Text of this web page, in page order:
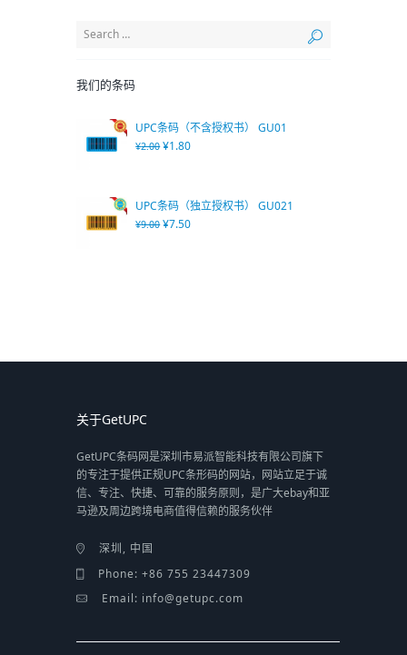
我们的条码
UPC条码（不含授权书） GU01
¥2.00 ¥1.80
UPC条码（独立授权书） GU021
¥9.00 ¥7.50
关于GetUPC
GetUPC条码网是深圳市易派智能科技有限公司旗下
的专注于提供正规UPC条形码的网站，网站立足于诚
信、专注、快捷、可靠的服务原则，是广大ebay和亚
马逊及周边跨境电商值得信赖的服务伙伴
深圳, 中国
Phone: +86 755 23447309
Email: info@getupc.com